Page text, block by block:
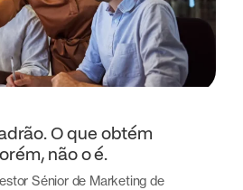
O que obtém
não o é.
Sénior de Marketing de